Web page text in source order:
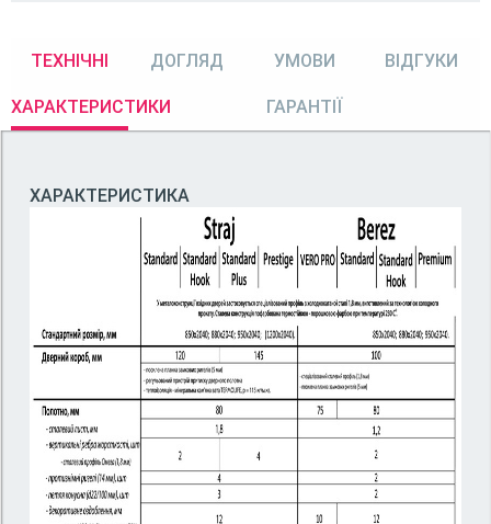
ТЕХНІЧНІ
ХАРАКТЕРИСТИКИ
ДОГЛЯД УМОВИ
ГАРАНТІЇ
ВІДГУКИ
ХАРАКТЕРИСТИКА